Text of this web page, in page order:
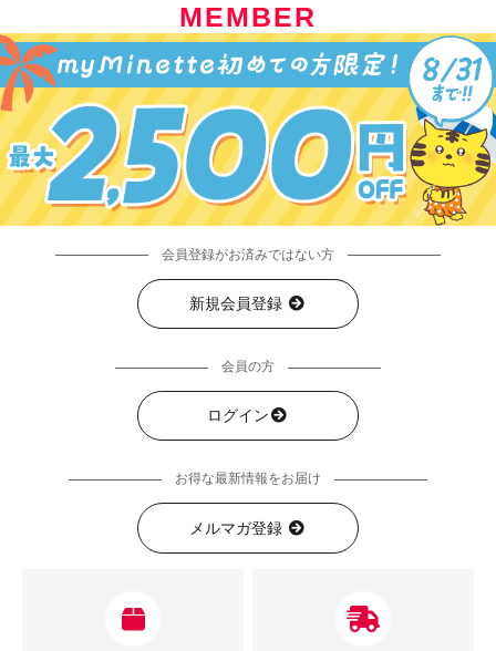
MEMBER
会員登録がお済みではない方
新規会員登録
会員の方
ログイン
お得な最新情報をお届け
メルマガ登録